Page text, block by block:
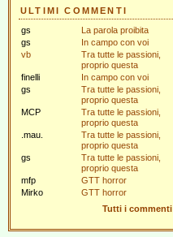
ULTIMI COMMENTI
gs
La parola proibita
gs
In campo con voi
vb
Tra tutte le passioni,
proprio questa
finelli
In campo con voi
gs
Tra tutte le passioni,
proprio questa
MCP
Tra tutte le passioni,
proprio questa
.mau.
Tra tutte le passioni,
proprio questa
gs
Tra tutte le passioni,
proprio questa
mfp
GTT horror
Mirko
GTT horror
Tutti i commenti